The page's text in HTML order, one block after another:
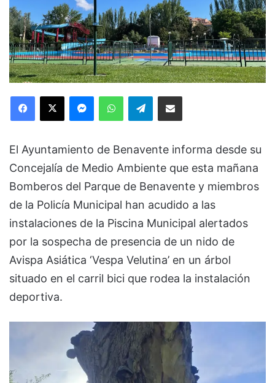
Facebook
X MessengerWhatsAppTelegramCompartir via Email
El Ayuntamiento de Benavente informa desde su
Concejalía de Medio Ambiente que esta mañana
Bomberos del Parque de Benavente y miembros
de la Policía Municipal han acudido a las
instalaciones de la Piscina Municipal alertados
por la sospecha de presencia de un nido de
Avispa Asiática ‘Vespa Velutina’ en un árbol
situado en el carril bici que rodea la instalación
deportiva.